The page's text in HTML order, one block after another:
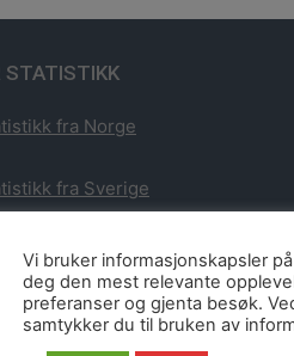
STATISTIKK
fra Norge
fra Sverige
fra Danmark
fra Finland
Vi bruker informasjonskapsler
deg den mest relevante
preferanser og gjenta besøk.
samtykker du til bruken av